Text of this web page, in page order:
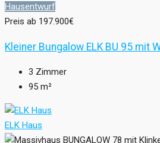
Hausentwurf
Preis ab 197.900€
Kleiner Bungalow ELK BU 95 mit
3 Zimmer
95 m²
ELK Haus